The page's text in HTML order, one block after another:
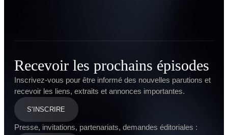
Recevoir les prochains épisodes
Inscrivez-vous pour être informé des nouvelles parutions et
recevoir les liens, extraits et annonces importantes.
S'INSCRIRE
Presse, invitations, partenariats, demandes éditoriales :